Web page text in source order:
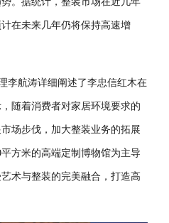
在未来几年仍将保持高速增
李航涛详细阐述了李忠信红木在
随着消费者对家居环境要求的
场步伐，加大整装业务的拓展
方米的高端定制博物馆为主导
术与整装的完美融合，打造高